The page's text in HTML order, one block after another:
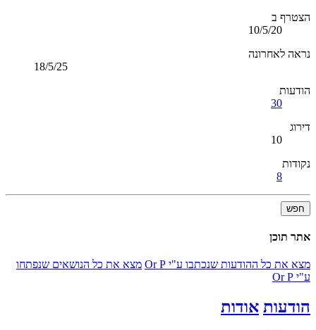
הצטרף ב
10/5/20
נראה לאחרונה
18/5/25
הודעות
30
דירוג
10
נקודות
8
חפש
אתר תוכן
מצא את כל ההודעות שנכתבו ע"י Or P
מצא את כל הנושאים שנפתחו
ע"י Or P
הודעות אודות